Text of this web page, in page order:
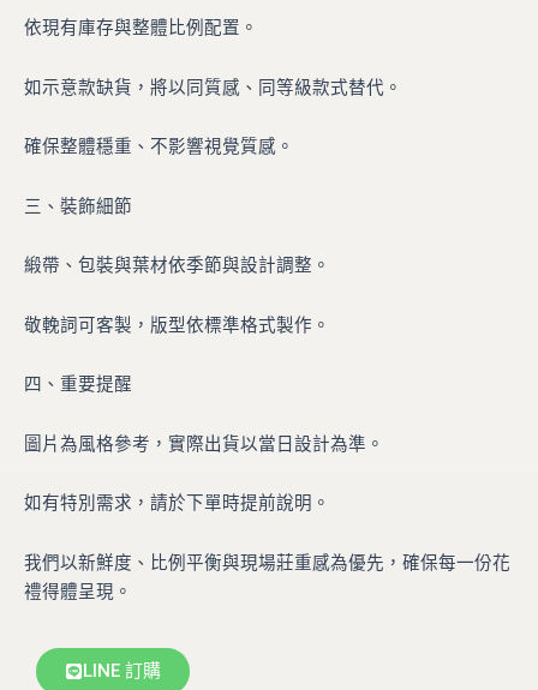
依現有庫存與整體比例配置。
如示意款缺貨，將以同質感、同等級款式替代。
確保整體穩重、不影響視覺質感。
三、裝飾細節
緞帶、包裝與葉材依季節與設計調整。
敬輓詞可客製，版型依標準格式製作。
四、重要提醒
圖片為風格參考，實際出貨以當日設計為準。
如有特別需求，請於下單時提前說明。
我們以新鮮度、比例平衡與現場莊重感為優先，確保每一份花
禮得體呈現。
LINE 訂購